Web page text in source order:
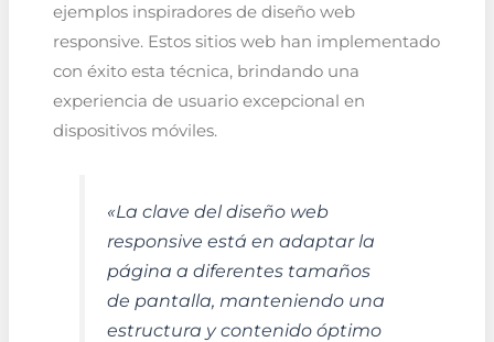
ejemplos inspiradores de diseño web
responsive. Estos sitios web han implementado
con éxito esta técnica, brindando una
experiencia de usuario excepcional en
dispositivos móviles.
«La clave del diseño web
responsive está en adaptar la
página a diferentes tamaños
de pantalla, manteniendo una
estructura y contenido óptimo